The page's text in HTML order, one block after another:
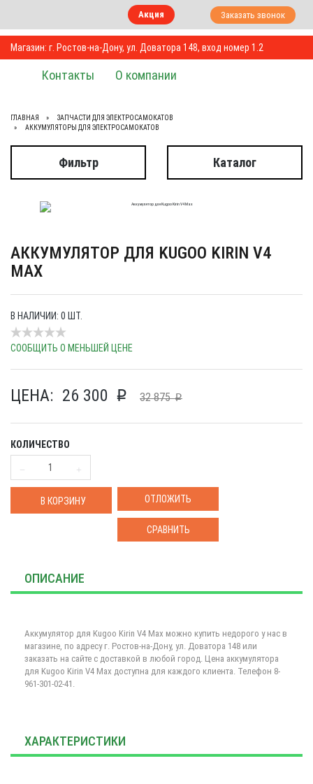
Акция Заказать звонок
Магазин: г. Ростов-на-Дону, ул. Доватора 148, вход номер 1.2
Контакты О компании
ГЛАВНАЯ
ЗАПЧАСТИ ДЛЯ ЭЛЕКТРОСАМОКАТОВ
АККУМУЛЯТОРЫ ДЛЯ ЭЛЕКТРОСАМОКАТОВ
Фильтр Каталог
АККУМУЛЯТОР ДЛЯ KUGOO KIRIN V4
MAX
В НАЛИЧИИ: 0 ШТ.
СООБЩИТЬ О МЕНЬШЕЙ ЦЕНЕ
ЦЕНА: 26 300 p 32 875 p
КОЛИЧЕСТВО
В КОРЗИНУ ОТЛОЖИТЬ
СРАВНИТЬ
ОПИСАНИЕ
Аккумулятор для Kugoo Kirin V4 Max можно купить недорого у нас в
магазине, по адресу г. Ростов-на-Дону, ул. Доватора 148 или
заказать на сайте с доставкой в любой город. Цена аккумулятора
для Kugoo Kirin V4 Max доступна для каждого клиента. Телефон 8-
961-301-02-41.
ХАРАКТЕРИСТИКИ